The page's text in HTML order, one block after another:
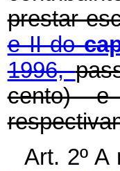
prestar
e II do
1996,
cento) e
Art. 2º